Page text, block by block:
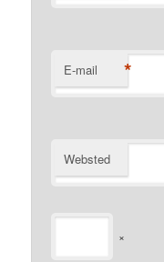
E-mail *
Websted
×